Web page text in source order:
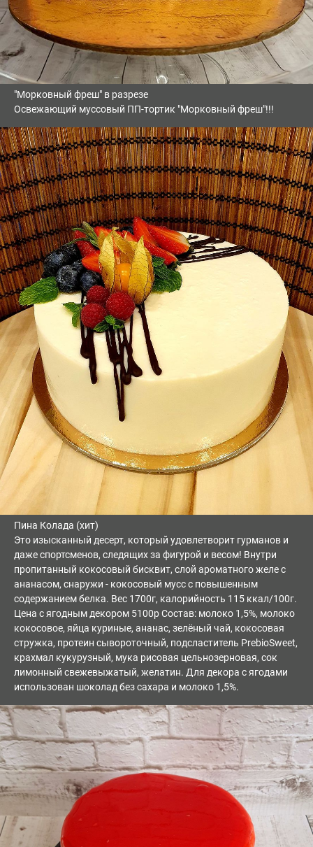
"Морковный фреш" в разрезе
Освежающий муссовый ПП-тортик "Морковный фреш"!!!
Пина Колада (хит)
Это изысканный десерт, который удовлетворит гурманов и
даже спортсменов, следящих за фигурой и весом! Внутри
пропитанный кокосовый бисквит, слой ароматного желе с
ананасом, снаружи - кокосовый мусс с повышенным
содержанием белка. Вес 1700г, калорийность 115 ккал/100г.
Цена с ягодным декором 5100р Состав: молоко 1,5%, молоко
кокосовое, яйца куриные, ананас, зелёный чай, кокосовая
стружка, протеин сывороточный, подсластитель PrebioSweet,
крахмал кукурузный, мука рисовая цельнозерновая, сок
лимонный свежевыжатый, желатин. Для декора с ягодами
использован шоколад без сахара и молоко 1,5%.